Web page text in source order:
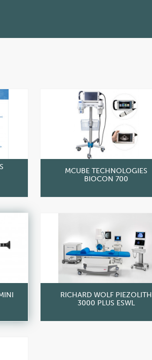
MCUBE TECHNOLOGIES
BIOCON 700
RICHARD WOLF PIEZOLITH
3000 PLUS ESWL